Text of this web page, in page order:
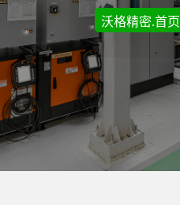
精
密
电
沃格精密.首页